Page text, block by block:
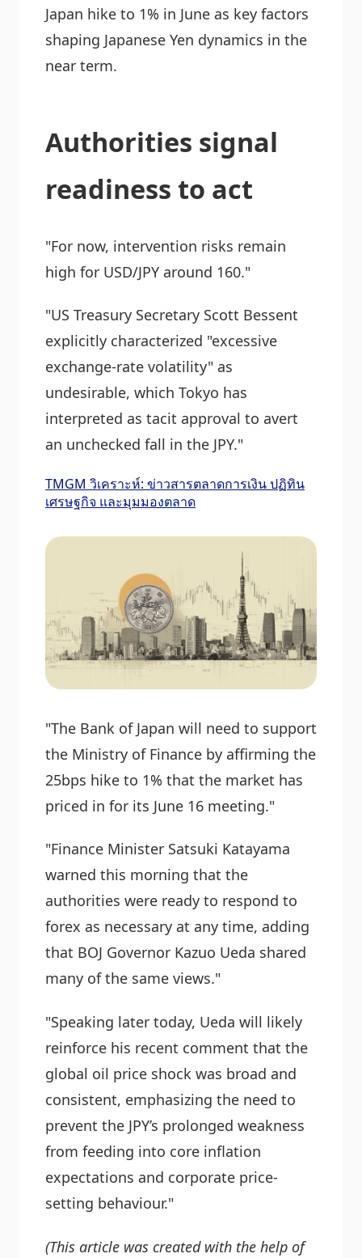
Japan hike to 1% in June as key factors
shaping Japanese Yen dynamics in the
near term.
Authorities signal
readiness to act
"For now, intervention risks remain
high for USD/JPY around 160."
"US Treasury Secretary Scott Bessent
explicitly characterized "excessive
exchange-rate volatility" as
undesirable, which Tokyo has
interpreted as tacit approval to avert
an unchecked fall in the JPY."
TMGM วิเคราะห์: ข่าวสารตลาดการเงิน ปฏิทิน
เศรษฐกิจ และมุมมองตลาด
"The Bank of Japan will need to support
the Ministry of Finance by affirming the
25bps hike to 1% that the market has
priced in for its June 16 meeting."
"Finance Minister Satsuki Katayama
warned this morning that the
authorities were ready to respond to
forex as necessary at any time, adding
that BOJ Governor Kazuo Ueda shared
many of the same views."
"Speaking later today, Ueda will likely
reinforce his recent comment that the
global oil price shock was broad and
consistent, emphasizing the need to
prevent the JPY’s prolonged weakness
from feeding into core inflation
expectations and corporate price-
setting behaviour."
(This article was created with the help of